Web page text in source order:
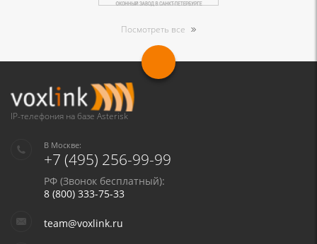
Посмотреть все
IP-телефония на базе Asterisk
В Москве:
+7 (495) 256-99-99
РФ (Звонок бесплатный):
8 (800) 333-75-33
team@voxlink.ru